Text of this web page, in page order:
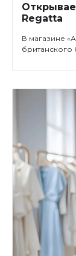
Regatta
В магазине
британского